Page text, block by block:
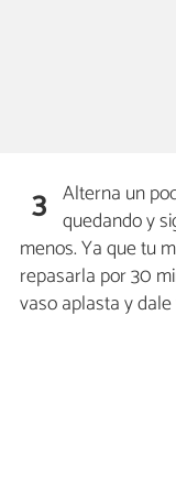
3 Alterna un
quedando y
menos. Ya que tu
repasarla por 30
vaso aplasta y